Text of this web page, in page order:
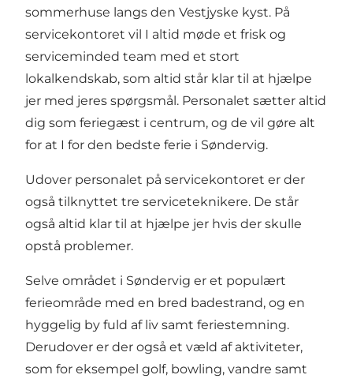
sommerhuse langs den Vestjyske kyst. På
servicekontoret vil I altid møde et frisk og
serviceminded team med et stort
lokalkendskab, som altid står klar til at hjælpe
jer med jeres spørgsmål. Personalet sætter altid
dig som feriegæst i centrum, og de vil gøre alt
for at I for den bedste ferie i Søndervig.
Udover personalet på servicekontoret er der
også tilknyttet tre serviceteknikere. De står
også altid klar til at hjælpe jer hvis der skulle
opstå problemer.
Selve området i Søndervig er et populært
ferieområde med en bred badestrand, og en
hyggelig by fuld af liv samt feriestemning.
Derudover er der også et væld af aktiviteter,
som for eksempel golf, bowling, vandre samt